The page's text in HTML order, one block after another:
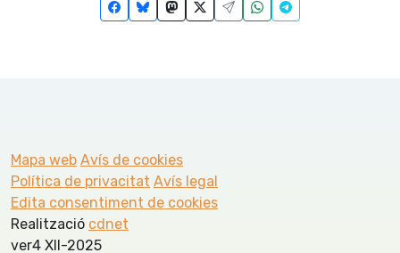
Mapa web Avís de cookies
Política de privacitat Avís legal
Edita consentiment de cookies
Realització cdnet
ver4 XII-2025